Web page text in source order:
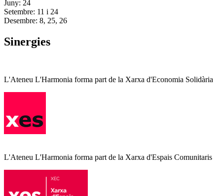
Juny: 24
Setembre: 11 i 24
Desembre: 8, 25, 26
Sinergies
L'Ateneu L'Harmonia forma part de la Xarxa d'Economia Solidària
L'Ateneu L'Harmonia forma part de la Xarxa d'Espais Comunitaris